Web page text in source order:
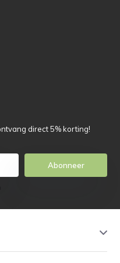
direct 5% korting!
Abonneer